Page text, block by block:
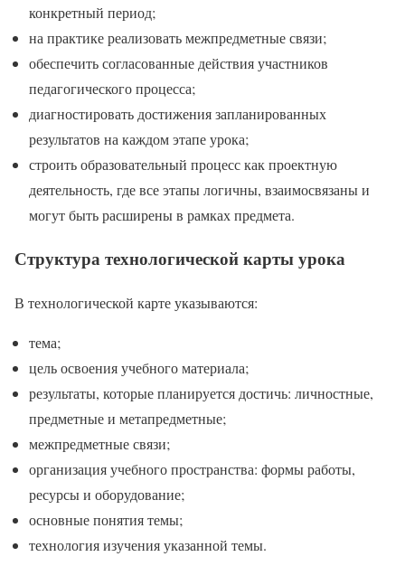
конкретный период;
на практике реализовать межпредметные связи;
обеспечить согласованные действия участников
педагогического процесса;
диагностировать достижения запланированных
результатов на каждом этапе урока;
строить образовательный процесс как проектную
деятельность, где все этапы логичны, взаимосвязаны и
могут быть расширены в рамках предмета.
Структура технологической карты урока
В технологической карте указываются:
тема;
цель освоения учебного материала;
результаты, которые планируется достичь: личностные,
предметные и метапредметные;
межпредметные связи;
организация учебного пространства: формы работы,
ресурсы и оборудование;
основные понятия темы;
технология изучения указанной темы.